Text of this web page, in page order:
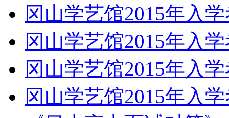
冈山学艺馆2015年入
冈山学艺馆2015年入
冈山学艺馆2015年入
冈山学艺馆2015年入